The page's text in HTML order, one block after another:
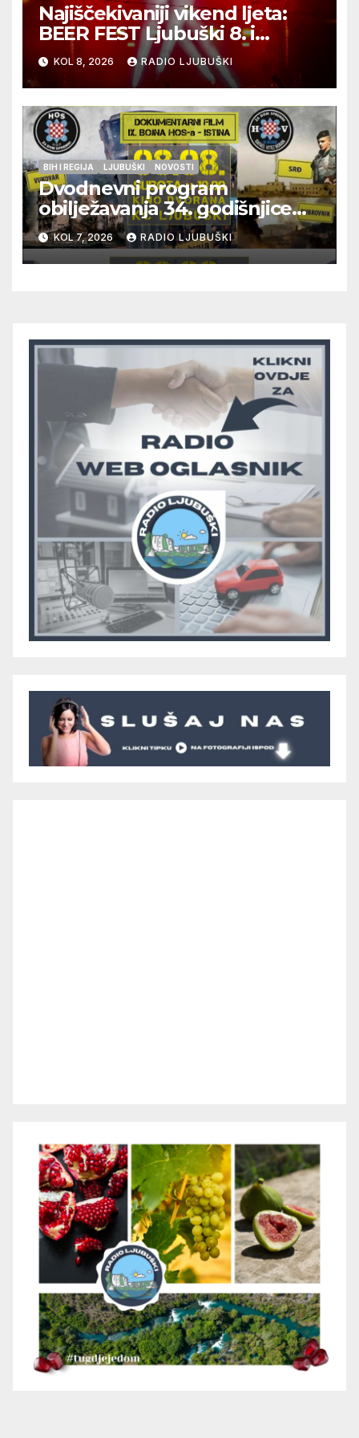
Najiščekivaniji vikend ljeta:
BEER FEST Ljubuški 8. i
9.kolovoza
KOL 8, 2026 RADIO LJUBUŠKI
BIH I REGIJA LJUBUŠKI NOVOSTI
Dvodnevni program
obilježavanja 34. godišnjice
pogibije generala Blaža
Kraljevića i osmorice
pripadnika HOS-a
KOL 7, 2026 RADIO LJUBUŠKI